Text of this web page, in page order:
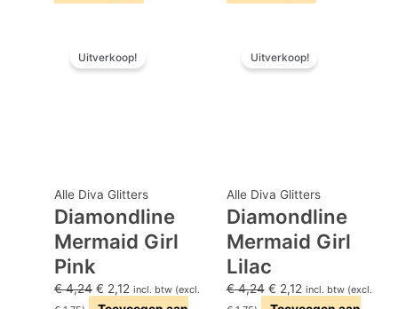
Uitverkoop!
Alle Diva Glitters
Diamondline
Mermaid Girl
Pink
€4,24
prijs
€ 2,12
prijs
incl. btw (excl.
Uitverkoop!
Alle Diva Glitters
Diamondline
Mermaid Girl
Lilac
€4,24
prijs
€ 2,12
prijs
incl. btw (excl.